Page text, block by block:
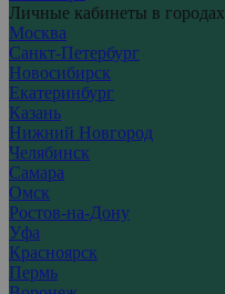
Личные кабинеты в городах
Москва
Санкт-Петербург
Новосибирск
Екатеринбург
Казань
Нижний Новгород
Челябинск
Самара
Омск
Ростов-на-Дону
Уфа
Красноярск
Пермь